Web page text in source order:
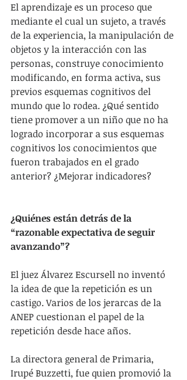
El aprendizaje es un proceso que
mediante el cual un sujeto, a través
de la experiencia, la manipulación de
objetos y la interacción con las
personas, construye conocimiento
modificando, en forma activa, sus
previos esquemas cognitivos del
mundo que lo rodea. ¿Qué sentido
tiene promover a un niño que no ha
logrado incorporar a sus esquemas
cognitivos los conocimientos que
fueron trabajados en el grado
anterior? ¿Mejorar indicadores?
¿Quiénes están detrás de la
“razonable expectativa de seguir
avanzando”?
El juez Álvarez Escursell no inventó
la idea de que la repetición es un
castigo. Varios de los jerarcas de la
ANEP cuestionan el papel de la
repetición desde hace años.
La directora general de Primaria,
Irupé Buzzetti, fue quien promovió la